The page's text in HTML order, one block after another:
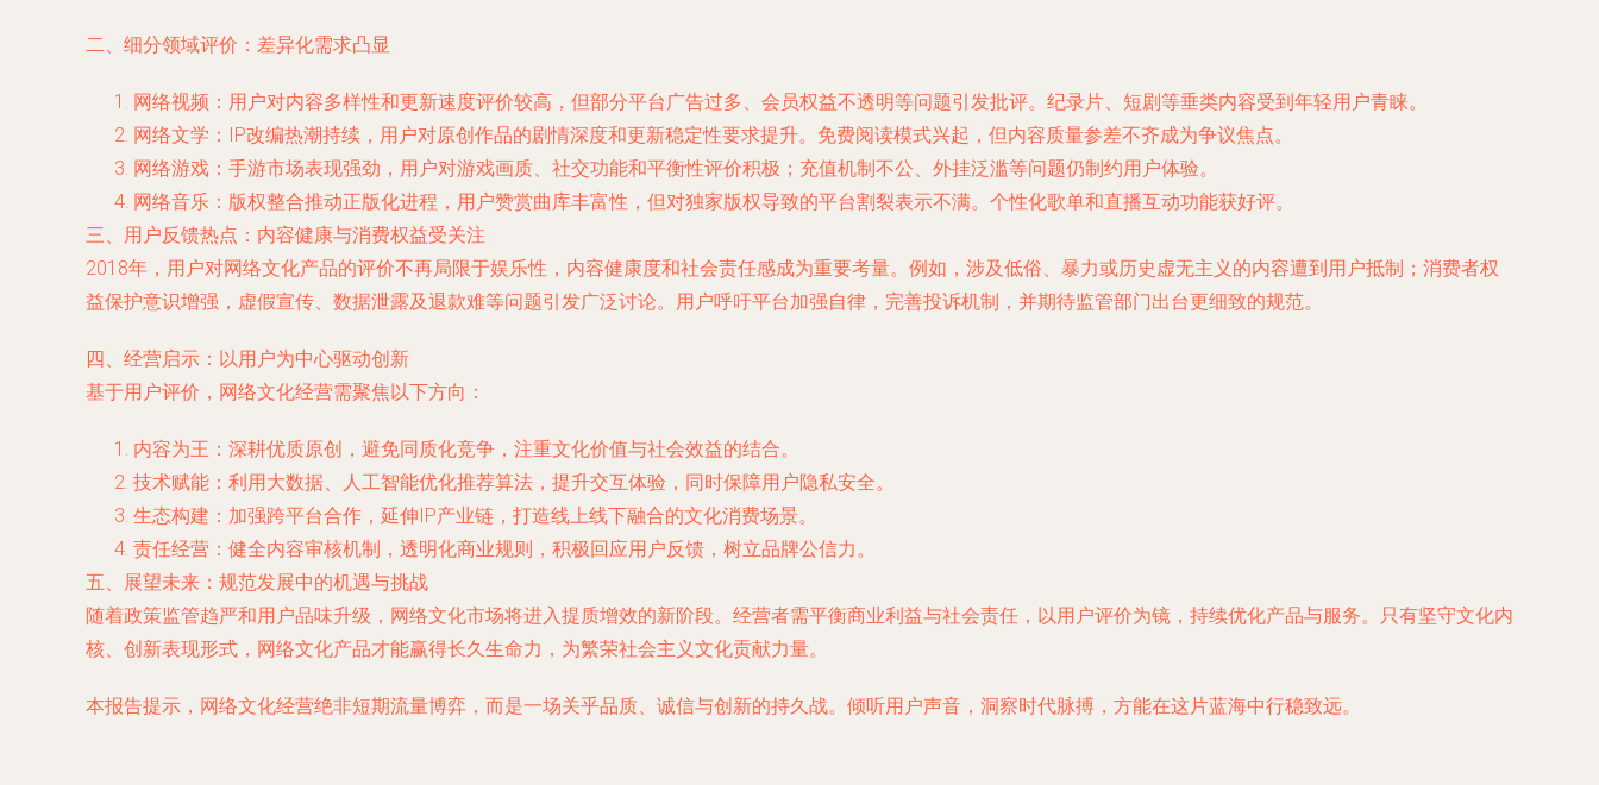
二、细分领域评价：差异化需求凸显
网络视频：用户对内容多样性和更新速度评价较高，但部分平台广告过多、会员权益不透明等问题引发批评。纪录片、短剧等垂类内容受到年轻用户青睐。
网络文学：IP改编热潮持续，用户对原创作品的剧情深度和更新稳定性要求提升。免费阅读模式兴起，但内容质量参差不齐成为争议焦点。
网络游戏：手游市场表现强劲，用户对游戏画质、社交功能和平衡性评价积极；充值机制不公、外挂泛滥等问题仍制约用户体验。
网络音乐：版权整合推动正版化进程，用户赞赏曲库丰富性，但对独家版权导致的平台割裂表示不满。个性化歌单和直播互动功能获好评。
三、用户反馈热点：内容健康与消费权益受关注
2018年，用户对网络文化产品的评价不再局限于娱乐性，内容健康度和社会责任感成为重要考量。例如，涉及低俗、暴力或历史虚无主义的内容遭到用户抵制；消费者权
益保护意识增强，虚假宣传、数据泄露及退款难等问题引发广泛讨论。用户呼吁平台加强自律，完善投诉机制，并期待监管部门出台更细致的规范。
四、经营启示：以用户为中心驱动创新
基于用户评价，网络文化经营需聚焦以下方向：
内容为王：深耕优质原创，避免同质化竞争，注重文化价值与社会效益的结合。
技术赋能：利用大数据、人工智能优化推荐算法，提升交互体验，同时保障用户隐私安全。
生态构建：加强跨平台合作，延伸IP产业链，打造线上线下融合的文化消费场景。
责任经营：健全内容审核机制，透明化商业规则，积极回应用户反馈，树立品牌公信力。
五、展望未来：规范发展中的机遇与挑战
随着政策监管趋严和用户品味升级，网络文化市场将进入提质增效的新阶段。经营者需平衡商业利益与社会责任，以用户评价为镜，持续优化产品与服务。只有坚守文化内
核、创新表现形式，网络文化产品才能赢得长久生命力，为繁荣社会主义文化贡献力量。
本报告提示，网络文化经营绝非短期流量博弈，而是一场关乎品质、诚信与创新的持久战。倾听用户声音，洞察时代脉搏，方能在这片蓝海中行稳致远。